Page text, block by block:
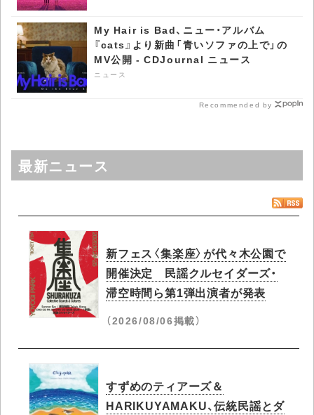
My Hair is Bad、ニュー・アルバム
『cats』より新曲「青いソファの上で」の
MV公開 - CDJournal ニュース
ニュース
Recommended by
最新ニュース
新フェス〈集楽座〉が代々木公園で
開催決定 民謡クルセイダーズ・
滞空時間ら第1弾出演者が発表
（2026/08/06掲載）
すずめのティアーズ＆
HARIKUYAMAKU、伝統民謡とダ